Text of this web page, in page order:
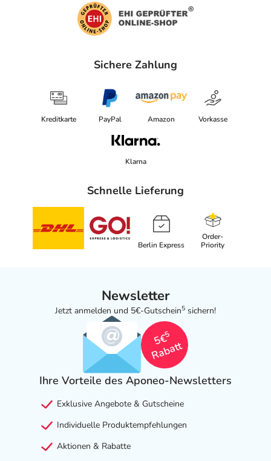
Sichere Zahlung
Kreditkarte PayPal Amazon Vorkasse
Klarna
Schnelle Lieferung
Berlin Express
Order-
Priority
Newsletter
Jetzt anmelden und 5€-Gutschein5 sichern!
5€
5
Rabatt
Ihre Vorteile des Aponeo-Newsletters
Exklusive Angebote & Gutscheine
Individuelle Produktempfehlungen
Aktionen & Rabatte